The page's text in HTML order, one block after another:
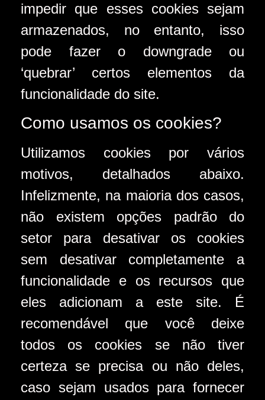
impedir que esses cookies sejam
armazenados, no entanto, isso
pode fazer o downgrade ou
‘quebrar’ certos elementos da
funcionalidade do site.
Como usamos os cookies?
Utilizamos cookies por vários
motivos, detalhados abaixo.
Infelizmente, na maioria dos casos,
não existem opções padrão do
setor para desativar os cookies
sem desativar completamente a
funcionalidade e os recursos que
eles adicionam a este site. É
recomendável que você deixe
todos os cookies se não tiver
certeza se precisa ou não deles,
caso sejam usados ​​para fornecer